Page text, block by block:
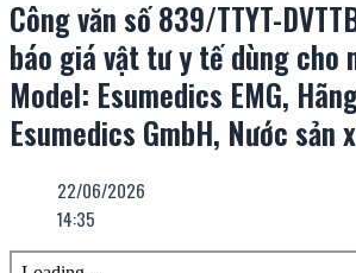
Công văn số 839/TTYT-
báo giá vật tư y tế dùng cho
Model: Esumedics EMG,
Esumedics GmbH, Nước sản
22/06/2026
14:35